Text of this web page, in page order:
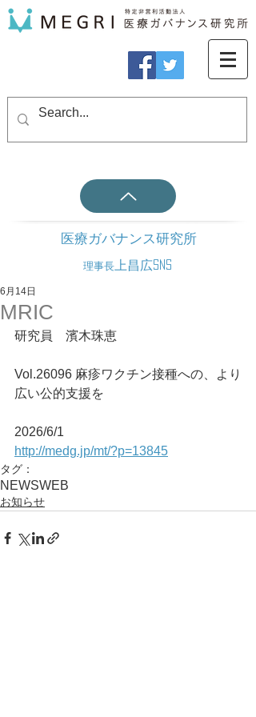
医療ガバナンス研究所
理事長 上昌広SNS
MRIC
6月14日
研究員　濱木珠恵
Vol.26096 麻疹ワクチン接種への、より
広い公的支援を
2026/6/1
http://medg.jp/mt/?p=13845
タグ：
NEWSWEB
お知らせ